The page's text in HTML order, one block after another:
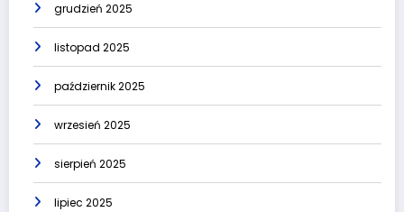
grudzień 2025
listopad 2025
październik 2025
wrzesień 2025
sierpień 2025
lipiec 2025